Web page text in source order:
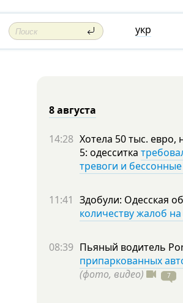
укр
8 августа
14:28 Хотела 50 тыс. евро,
5: одесситка
тревоги и
11:41 Здобули: Одесская
количеству жалоб
08:39 Пьяный водитель
припаркованных
(фото, видео)
7